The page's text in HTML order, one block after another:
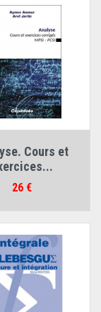
Cours et
Prix
26 €